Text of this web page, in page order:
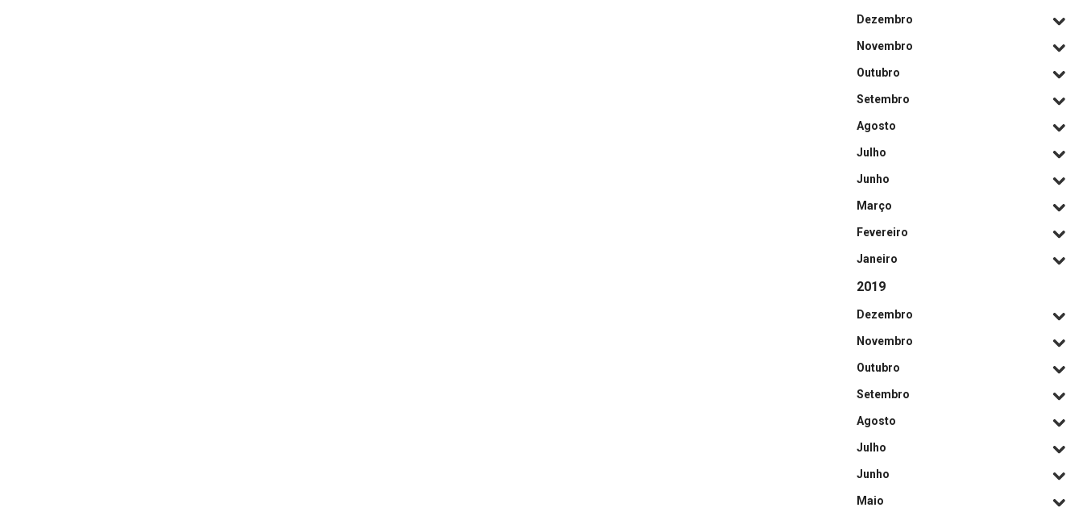
Dezembro
Novembro
Outubro
Setembro
Agosto
Julho
Junho
Março
Fevereiro
Janeiro
2019
Dezembro
Novembro
Outubro
Setembro
Agosto
Julho
Junho
Maio